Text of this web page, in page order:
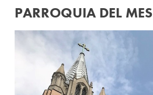
PARROQUIA DEL MES